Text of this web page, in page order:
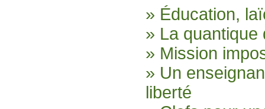
» Éducation,
» La quantique
» Mission
» Un
liberté